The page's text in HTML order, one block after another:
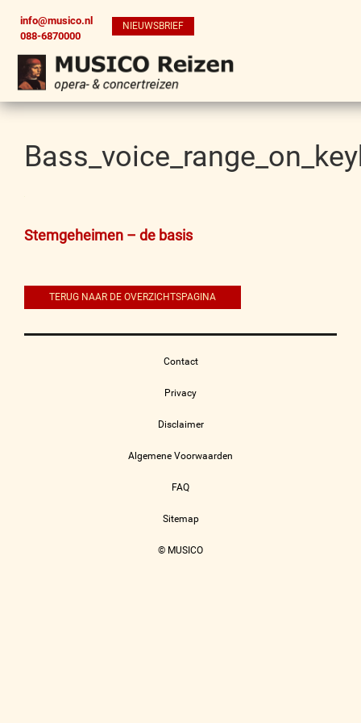
info@musico.nl
088-6870000
NIEUWSBRIEF
Bericht
Stemgeheimen – de basis
TERUG NAAR DE OVERZICHTSPAGINA
Contact
Privacy
Disclaimer
Algemene Voorwaarden
FAQ
Sitemap
© MUSICO